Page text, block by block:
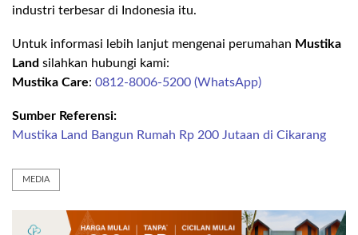
industri terbesar di Indonesia itu.
Untuk informasi lebih lanjut mengenai perumahan Mustika
Land silahkan hubungi kami:
Mustika Care: 0812-8006-5200 (WhatsApp)
Sumber Referensi:
Mustika Land Bangun Rumah Rp 200 Jutaan di Cikarang
MEDIA